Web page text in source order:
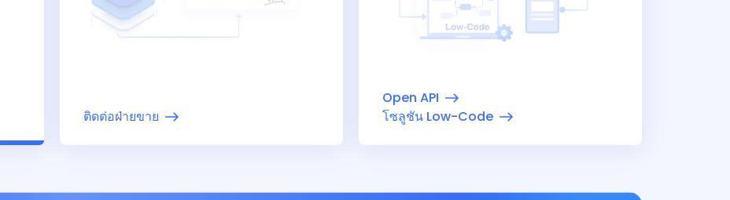
ติดต่อฝ่ายขาย
Open API
โซลูชัน Low-Code